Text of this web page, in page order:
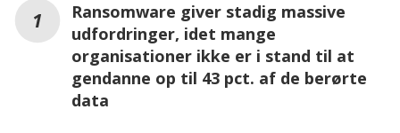
Ransomware giver stadig massive
udfordringer, idet mange
organisationer ikke er i stand til at
gendanne op til 43 pct. af de berørte
data